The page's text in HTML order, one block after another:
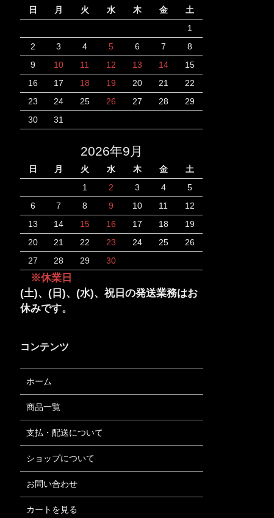
日 月 火 水 木 金
土
1
2
3 4 5 6 7
8
9
10 11 12 13 14
15
16
17 18 19 20 21
22
23
24 25 26 27 28
29
30
31
2026年9月
日 月 火 水 木 金
土
1
2 3 4
5
6
7 8 9 10 11
12
13
14 15 16 17 18
19
20
21 22 23 24 25
26
27
28 29 30
※休業日
(土)、(日)、(水)、祝日の発送業務はお
休みです。
コンテンツ
ホーム
商品一覧
支払・配送について
ショップについて
お問い合わせ
カートを見る